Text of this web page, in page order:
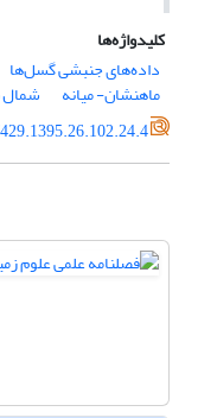
کلیدواژه‌ها
داده‌های جنبشی گسل‌ها
ماهنشان- ‌میانه
شمال